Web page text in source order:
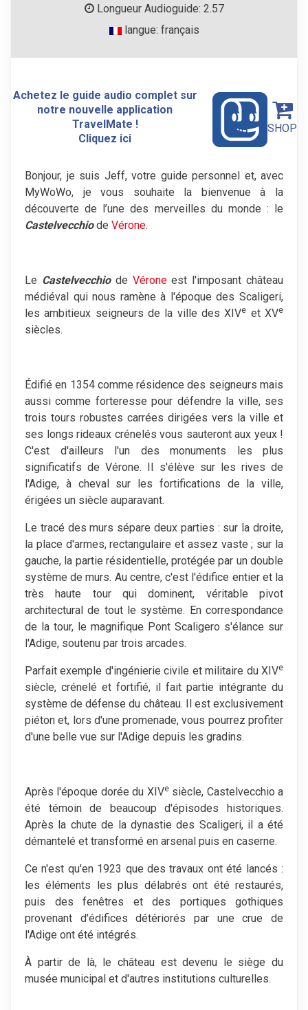
Longueur Audioguide: 2.57
langue: français
Achetez le guide audio complet sur
notre nouvelle application
TravelMate !
Cliquez ici
SHOP
Bonjour, je suis Jeff, votre guide personnel et, avec
MyWoWo, je vous souhaite la bienvenue à la
découverte de l’une des merveilles du monde : le
Castelvecchiode Vérone.
Le Castelvecchio de Véroneest l'imposant château
médiéval qui nous ramène à l'époque des Scaligeri,
les ambitieux seigneurs de la ville des XIVe et XVe
siècles.
Édifié en 1354 comme résidence des seigneurs mais
aussi comme forteresse pour défendre la ville, ses
trois tours robustes carrées dirigées vers la ville et
ses longs rideaux crénelés vous sauteront aux yeux !
C'est d'ailleurs l'un des monuments les plus
significatifs de Vérone. Il s'élève sur les rives de
l'Adige, à cheval sur les fortifications de la ville,
érigées un siècle auparavant.
Le tracé des murs sépare deux parties : sur la droite,
la place d'armes, rectangulaire et assez vaste ; sur la
gauche, la partie résidentielle, protégée par un double
système de murs. Au centre, c'est l'édifice entier et la
très haute tour qui dominent, véritable pivot
architectural de tout le système. En correspondance
de la tour, le magnifique Pont Scaligero s'élance sur
l'Adige, soutenu par trois arcades.
Parfait exemple d'ingénierie civile et militaire du XIVe
siècle, crénelé et fortifié, il fait partie intégrante du
système de défense du château. Il est exclusivement
piéton et, lors d'une promenade, vous pourrez profiter
d'une belle vue sur l'Adige depuis les gradins.
Après l'époque dorée du XIVesiècle, Castelvecchio a
été témoin de beaucoup d'épisodes historiques.
Après la chute de la dynastie des Scaligeri, il a été
démantelé et transformé en arsenal puis en caserne.
Ce n'est qu'en 1923 que des travaux ont été lancés :
les éléments les plus délabrés ont été restaurés,
puis des fenêtres et des portiques gothiques
provenant d'édifices détériorés par une crue de
l'Adige ont été intégrés.
À partir de là, le château est devenu le siège du
musée municipal et d'autres institutions culturelles.